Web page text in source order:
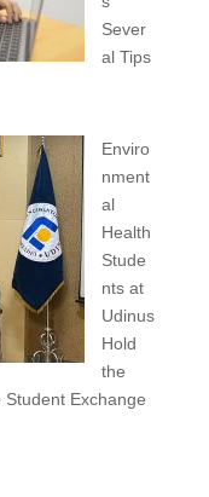
Sever
al Tips
Enviro
nment
al
Health
Stude
nts at
Udinus
Hold
the
Exchange